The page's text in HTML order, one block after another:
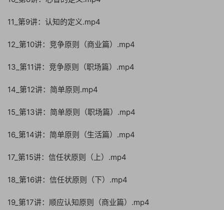
11_第9讲：认知的定义.mp4
12_第10讲：竞争原则（商业篇）.mp4
13_第11讲：竞争原则（职场篇）.mp4
14_第12讲：简单原则.mp4
15_第13讲：简单原则（职场篇）.mp4
16_第14讲：简单原则（生活篇）.mp4
17_第15讲：信任状原则（上）.mp4
18_第16讲：信任状原则（下）.mp4
19_第17讲：顺应认知原则（商业篇）.mp4